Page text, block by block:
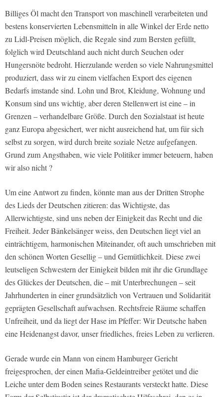
Billiges Öl macht den Transport von maschinell verarbeiteten und
bestens konservierten Lebensmitteln in alle Winkel der Erde netto
zu Lidl-Preisen möglich, die Regale sind zum Bersten gefüllt,
folglich wird Deutschland auch nicht durch Seuchen oder
Hungersnöte bedroht. Hierzulande werden so viele Nahrungsmittel
produziert, dass wir zu einem vielfachen Export des eigenen
Bedarfs imstande sind. Lohn und Brot, Kleidung, Wohnung und
Konsum sind uns wichtig, aber deren Stellenwert ist eine – in
Grenzen – verhandelbare Größe. Durch den Sozialstaat ist heute
ganz Europa abgesichert, wer nicht ausreichend hat, um für sich
selbst zu sorgen, wird durch breite soziale Netze aufgefangen.
Grund zum Angsthaben, wie viele Politiker immer beteuern, haben
wir also nicht ?
Um eine Antwort zu finden, könnte man aus der Dritten Strophe
des Lieds der Deutschen zitieren: das Wichtigste, das
Allerwichtigste, sind uns neben der Einigkeit das Recht und die
Freiheit. Jeder Bänkelsänger weiss, den Deutschen liegt viel an
einträchtigem, harmonischen Miteinander, oft auch umschrieben mit
den schönen Worten Gesellig – und Gemütlichkeit. Diese zwei
leutseligen Schwestern der Einigkeit bilden mit ihr die Grundlage
des Glückes der Deutschen, die – mit Unterbrechungen – seit
Jahrhunderten in einer grundsätzlich von Vertrauen und Solidarität
geprägten Gesellschaft aufwachsen. Rechtsfreie Räume schaffen
Unfreiheit, und da liegt der Hase im Pfeffer: Wir Deutsche haben
eine Heidenangst davor, unser friedliches, freies Leben zu verlieren.
Gerade wurde ein Mann von einem Hamburger Gericht
freigesprochen, der einen Mafia-Geldeintreiber getötet und die
Leiche unter dem Boden seines Restaurants versteckt hatte. Diese